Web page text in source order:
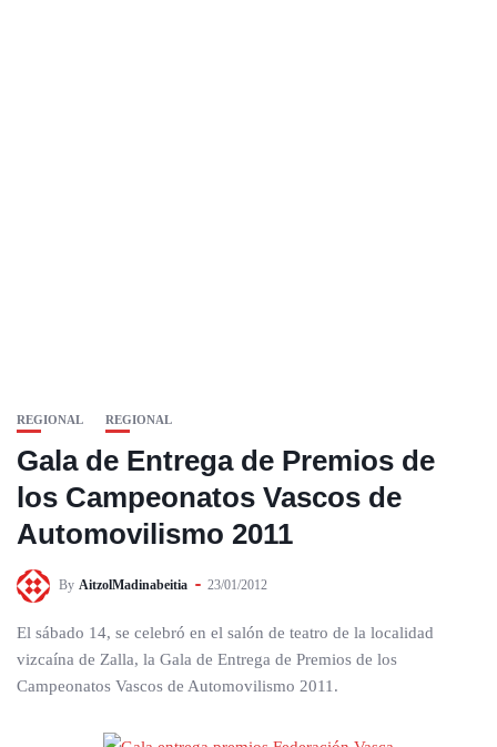
REGIONAL REGIONAL
Gala de Entrega de Premios de
los Campeonatos Vascos de
Automovilismo 2011
By AitzolMadinabeitia 23/01/2012
El sábado 14, se celebró en el salón de teatro de la localidad
vizcaína de Zalla, la Gala de Entrega de Premios de los
Campeonatos Vascos de Automovilismo 2011.